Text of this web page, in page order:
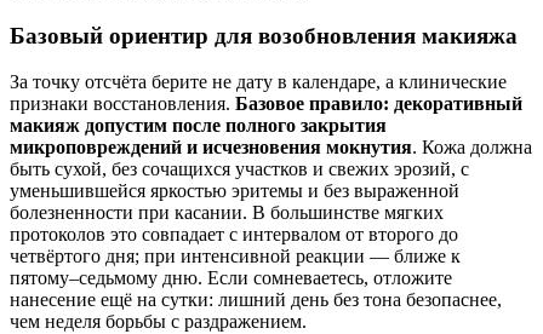
Базовый ориентир для возобновления макияжа
За точку отсчёта берите не дату в календаре, а клинические
признаки восстановления. Базовое правило: декоративный
макияж допустим после полного закрытия
микроповреждений и исчезновения мокнутия. Кожа должна
быть сухой, без сочащихся участков и свежих эрозий, с
уменьшившейся яркостью эритемы и без выраженной
болезненности при касании. В большинстве мягких
протоколов это совпадает с интервалом от второго до
четвёртого дня; при интенсивной реакции — ближе к
пятому–седьмому дню. Если сомневаетесь, отложите
нанесение ещё на сутки: лишний день без тона безопаснее,
чем неделя борьбы с раздражением.